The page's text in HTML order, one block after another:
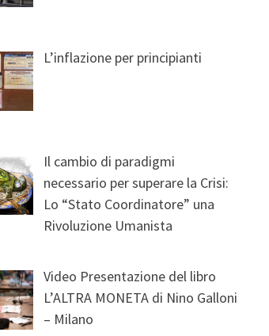
L’inflazione per principianti
Il cambio di paradigmi
necessario per superare la Crisi:
Lo “Stato Coordinatore” una
Rivoluzione Umanista
Video Presentazione del libro
L’ALTRA MONETA di Nino Galloni
– Milano